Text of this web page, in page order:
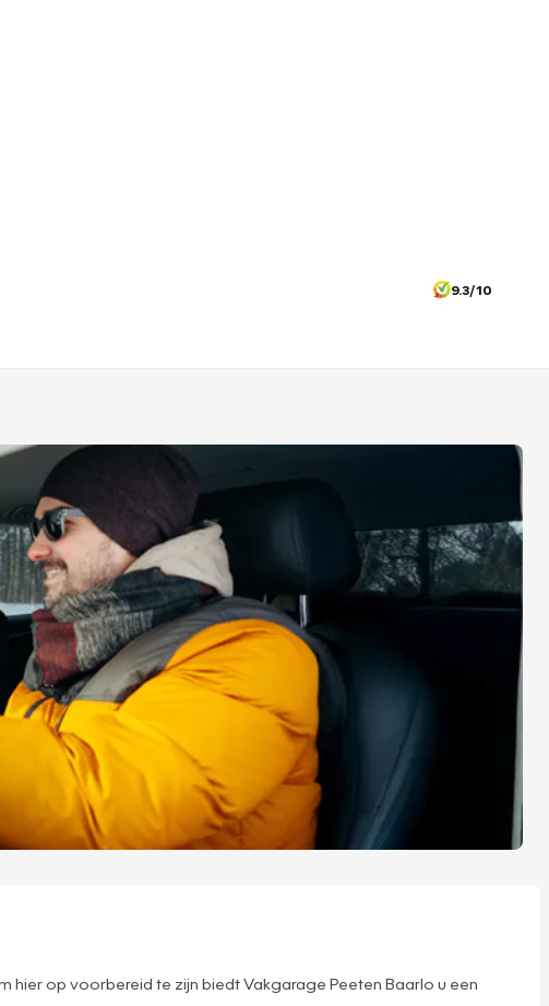
9.3/10
op voorbereid te zijn biedt Vakgarage Peeten Baarlo u een